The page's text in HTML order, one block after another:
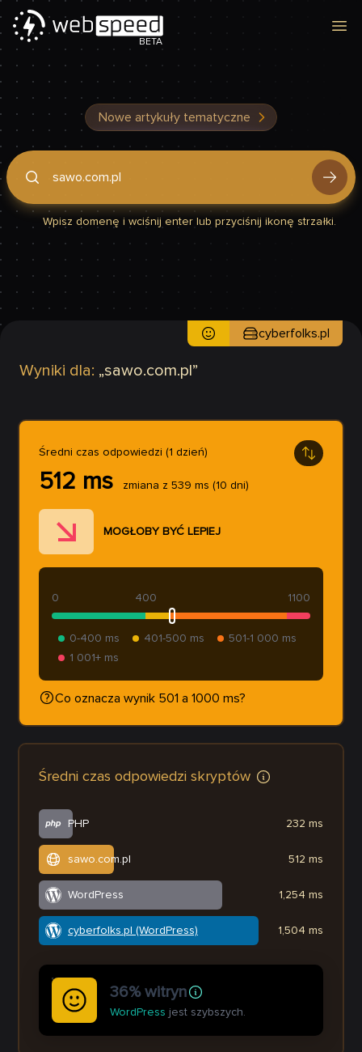
BETA
Nowe artykuły tematyczne
Podaj domenę, by sprawdzić, czy Twoja strona jest szybka
Wpisz domenę i wciśnij enter lub przyciśnij ikonę strzałki.
Wyniki dla: „sawo.com.pl ”
cyberfolks.pl
Średni czas odpowiedzi (1 dzień)
512 ms zmiana z 539 ms (10 dni)
MOGŁOBY BYĆ LEPIEJ
400
0 1100
0-400 ms 401-500 ms
501-1 000 ms
1 001+ ms
Co oznacza wynik 501 a 1000 ms?
Średni czas odpowiedzi skryptów
PHP
sawo.com.pl
WordPress
cyberfolks.pl (WordPress)
232 ms
512 ms
1,254 ms
1,504 ms
36% witryn
WordPress jest szybszych.